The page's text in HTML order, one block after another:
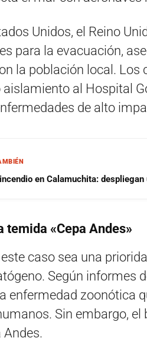
Unidos, el Reino
para la evacuación,
la población local. Los
al Hospital
de alto
en Calamuchita:
temida «Cepa Andes»
caso sea una
Según informes
enfermedad zoonótica
Sin embargo, el
Andes.